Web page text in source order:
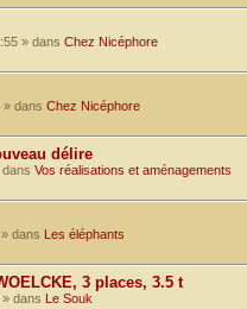
» dans Chez Nicéphore
» dans Chez Nicéphore
délire
dans Vos réalisations et aménagements
» dans Les éléphants
3 places, 3.5 t
» dans Le Souk